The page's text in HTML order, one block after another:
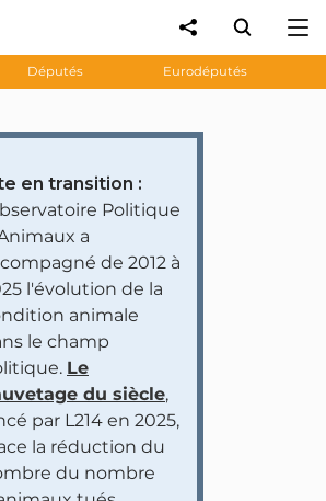
Députés Eurodéputés
en transition :
Politique
a
de 2012 à
l'évolution de la
animale
le champ
Le
du siècle,
par L214 en 2025,
la réduction du
du nombre